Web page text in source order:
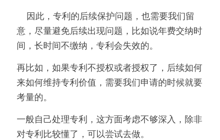
意，尽量避免后续出现问题，比如说年费交纳时
间，长时间不缴纳，专利会失效的。
再比如，如果专利不授权或者授权了，后续如何
来如何维持专利价值，需要我们申请的时候就要
考量的。
一般自己处理专利，这方面考虑不够深入，除非
对专利比较懂了，可以尝试去做。